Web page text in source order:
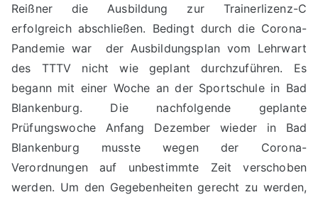
Reißner die Ausbildung zur Trainerlizenz-C
erfolgreich abschließen. Bedingt durch die Corona-
Pandemie war der Ausbildungsplan vom Lehrwart
des TTTV nicht wie geplant durchzuführen. Es
begann mit einer Woche an der Sportschule in Bad
Blankenburg. Die nachfolgende geplante
Prüfungswoche Anfang Dezember wieder in Bad
Blankenburg musste wegen der Corona-
Verordnungen auf unbestimmte Zeit verschoben
werden. Um den Gegebenheiten gerecht zu werden,